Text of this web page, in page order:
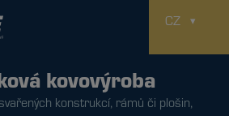
CZ
kovovýroba
konstrukcí, rámů či plošin,